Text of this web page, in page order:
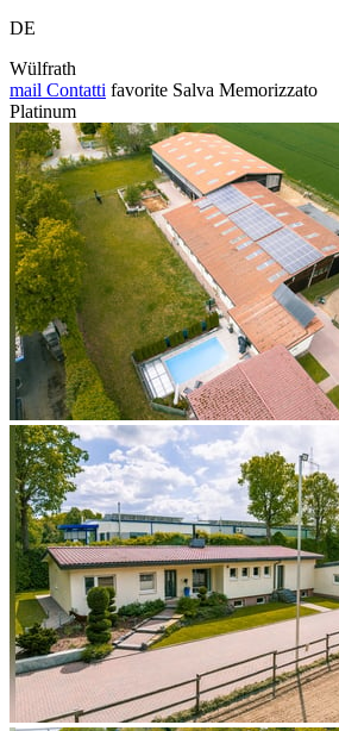
DE
Wülfrath
mail Contatti favorite Salva Memorizzato
Platinum